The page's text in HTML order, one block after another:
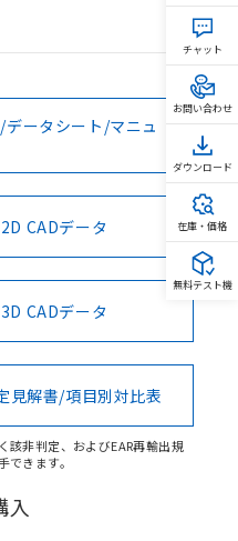
データシート/マニュ
2D CADデータ
3D CADデータ
見解書/項目別対比表
該非判定、およびEAR再輸出規
できます。
入
チャット
お問い合わせ
ダウンロード
在庫・価格
無料テスト機